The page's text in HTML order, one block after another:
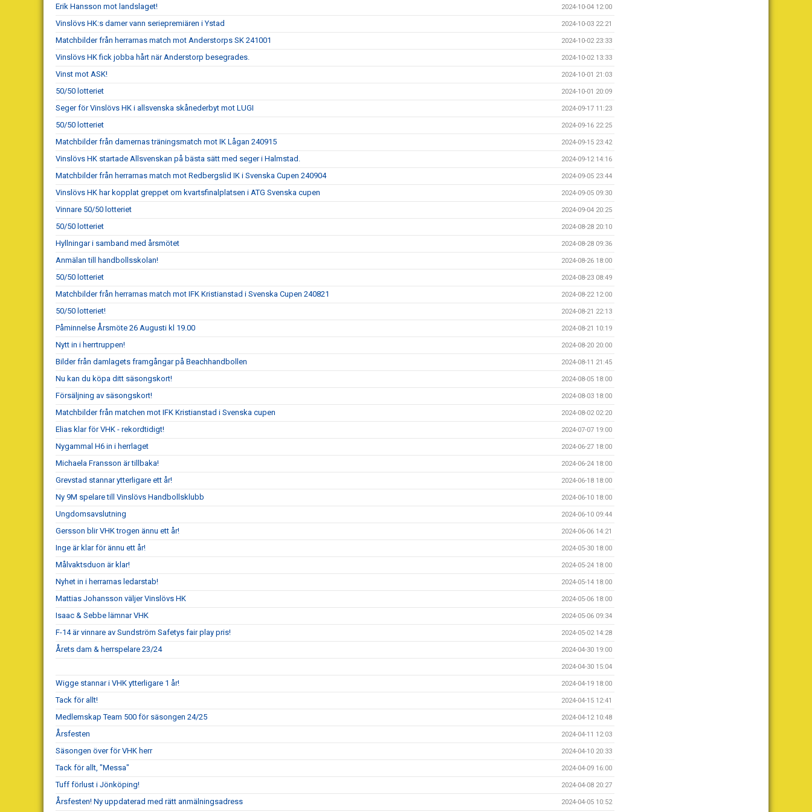
Erik Hansson mot landslaget! 2024-10-04 12:00
Vinslövs HK:s damer vann seriepremiären i Ystad 2024-10-03 22:21
Matchbilder från herrarnas match mot Anderstorps SK 241001 2024-10-02 23:33
Vinslövs HK fick jobba hårt när Anderstorp besegrades. 2024-10-02 13:33
Vinst mot ASK! 2024-10-01 21:03
50/50 lotteriet 2024-10-01 20:09
Seger för Vinslövs HK i allsvenska skånederbyt mot LUGI 2024-09-17 11:23
50/50 lotteriet 2024-09-16 22:25
Matchbilder från damernas träningsmatch mot IK Lågan 240915 2024-09-15 23:42
Vinslövs HK startade Allsvenskan på bästa sätt med seger i Halmstad. 2024-09-12 14:16
Matchbilder från herrarnas match mot Redbergslid IK i Svenska Cupen 240904 2024-09-05 23:44
Vinslövs HK har kopplat greppet om kvartsfinalplatsen i ATG Svenska cupen 2024-09-05 09:30
Vinnare 50/50 lotteriet 2024-09-04 20:25
50/50 lotteriet 2024-08-28 20:10
Hyllningar i samband med årsmötet 2024-08-28 09:36
Anmälan till handbollsskolan! 2024-08-26 18:00
50/50 lotteriet 2024-08-23 08:49
Matchbilder från herrarnas match mot IFK Kristianstad i Svenska Cupen 240821 2024-08-22 12:00
50/50 lotteriet! 2024-08-21 22:13
Påminnelse Årsmöte 26 Augusti kl 19.00 2024-08-21 10:19
Nytt in i herrtruppen! 2024-08-20 20:00
Bilder från damlagets framgångar på Beachhandbollen 2024-08-11 21:45
Nu kan du köpa ditt säsongskort! 2024-08-05 18:00
Försäljning av säsongskort! 2024-08-03 18:00
Matchbilder från matchen mot IFK Kristianstad i Svenska cupen 2024-08-02 02:20
Elias klar för VHK - rekordtidigt! 2024-07-07 19:00
Nygammal H6 in i herrlaget 2024-06-27 18:00
Michaela Fransson är tillbaka! 2024-06-24 18:00
Grevstad stannar ytterligare ett år! 2024-06-18 18:00
Ny 9M spelare till Vinslövs Handbollsklubb 2024-06-10 18:00
Ungdomsavslutning 2024-06-10 09:44
Gersson blir VHK trogen ännu ett år! 2024-06-06 14:21
Inge är klar för ännu ett år! 2024-05-30 18:00
Målvaktsduon är klar! 2024-05-24 18:00
Nyhet in i herrarnas ledarstab! 2024-05-14 18:00
Mattias Johansson väljer Vinslövs HK 2024-05-06 18:00
Isaac & Sebbe lämnar VHK 2024-05-06 09:34
F-14 är vinnare av Sundström Safetys fair play pris! 2024-05-02 14:28
Årets dam & herrspelare 23/24 2024-04-30 19:00
2024-04-30 15:04
Wigge stannar i VHK ytterligare 1 år! 2024-04-19 18:00
Tack för allt! 2024-04-15 12:41
Medlemskap Team 500 för säsongen 24/25 2024-04-12 10:48
Årsfesten 2024-04-11 12:03
Säsongen över för VHK herr 2024-04-10 20:33
Tack för allt, "Messa" 2024-04-09 16:00
Tuff förlust i Jönköping! 2024-04-08 20:27
Årsfesten! Ny uppdaterad med rätt anmälningsadress 2024-04-05 10:52